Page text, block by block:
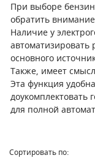
При выборе
обратить
Наличие у
автоматизировать
основного
Также, имеет
Эта функция
доукомплектовать
для полной
Сортировать по:
ДЕТАЛИ ПОРШНЕВЫХ
ДЕТАЛИ
ДЕТАЛИ НАСОСНОЙ
ДЕТАЛИ ПОГРУЖНЫХ
ДЛЯ ВАКУУМНЫХ